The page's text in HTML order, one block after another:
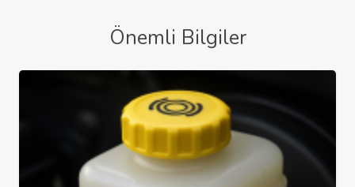
Önemli Bilgiler